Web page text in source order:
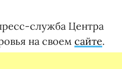
служба Центра
на своем сайте.